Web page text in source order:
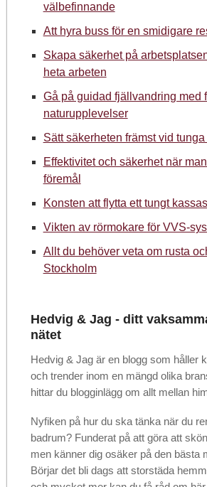
välbefinnande
Att hyra buss för en smidigare
Skapa säkerhet på
heta arbeten
Gå på guidad fjällvandring med
naturupplevelser
Sätt säkerheten främst vid tunga
Effektivitet och säkerhet när
föremål
Konsten att flytta ett tungt
Vikten av rörmokare för VVS-
Allt du behöver veta om rusta
Stockholm
Hedvig & Jag - ditt
nätet
Hedvig & Jag är en blogg som håller
och trender inom en mängd olika
hittar du blogginlägg om allt mellan
Nyfiken på hur du ska tänka när du
badrum? Funderat på att göra att
men känner dig osäker på den bästa
Börjar det bli dags att storstäda